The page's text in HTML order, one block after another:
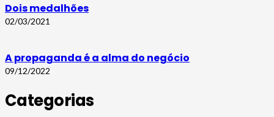
Dois medalhões
02/03/2021
A propaganda é a alma do negócio
09/12/2022
Categorias